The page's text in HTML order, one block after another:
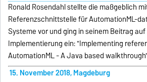
Ronald Rosendahl stellte die maßgeblich
Referenzschnittstelle für AutomationML-
Systeme vor und ging in seinem Beitrag
Implementierung ein: "Implementing
AutomationML - A Java based
15. November 2018, Magdeburg